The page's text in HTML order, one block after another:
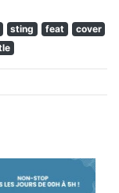
sting feat
cover